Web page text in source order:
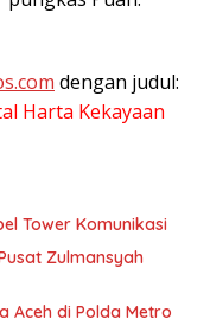
dengan judul:
Harta Kekayaan
Tower Komunikasi
Zulmansyah
Aceh di Polda Metro